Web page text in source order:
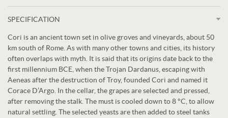
SPECIFICATION
Cori is an ancient town set in olive groves and vineyards, about 50
km south of Rome. As with many other towns and cities, its history
often overlaps with myth. It is said that its origins date back to the
first millennium BCE, when the Trojan Dardanus, escaping with
Aeneas after the destruction of Troy, founded Cori and named it
Corace D’Argo. In the cellar, the grapes are selected and pressed,
after removing the stalk. The must is cooled down to 8 °C, to allow
natural settling. The selected yeasts are then added to steel tanks